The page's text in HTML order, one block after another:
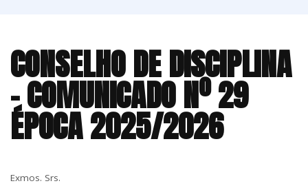
COMPETIÇÕES
NOTÍCIAS
COMUNICADOS
CONSELHO DE DISCIPLINA
- COMUNICADO Nº 29
ÉPOCA 2025/2026
Exmos. Srs.